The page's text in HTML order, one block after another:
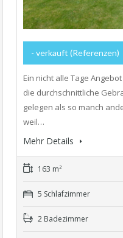
- verkauft (Referenzen)
Ein nicht alle Tage
die durchschnittliche
gelegen als so manch
weil…
Mehr Details
163 m²
5 Schlafzimmer
2 Badezimmer